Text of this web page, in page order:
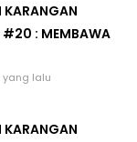
KARANGAN
#20 : MEMBAWA
yang lalu
KARANGAN